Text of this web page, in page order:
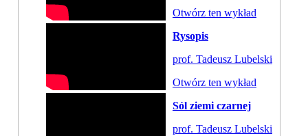
Otwórz ten wykład
Rysopis
prof. Tadeusz Lubelski
Otwórz ten wykład
Sól ziemi czarnej
prof. Tadeusz Lubelski